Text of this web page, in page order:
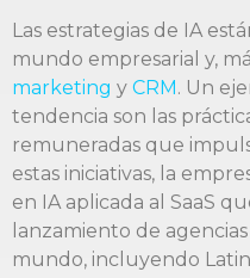
Las estrategias de IA
mundo empresarial y,
marketing y CRM . Un
tendencia son las
remuneradas que
estas iniciativas, la
en IA aplicada al SaaS
lanzamiento de
mundo, incluyendo